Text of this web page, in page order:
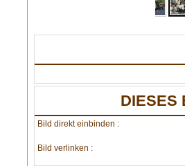
DIESES
Bild direkt einbinden :
Bild verlinken :